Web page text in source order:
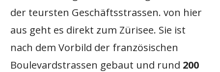
der teursten Geschäftsstrassen. von hier
aus geht es direkt zum Zürisee. Sie ist
nach dem Vorbild der französischen
Boulevardstrassen gebaut und rund 200